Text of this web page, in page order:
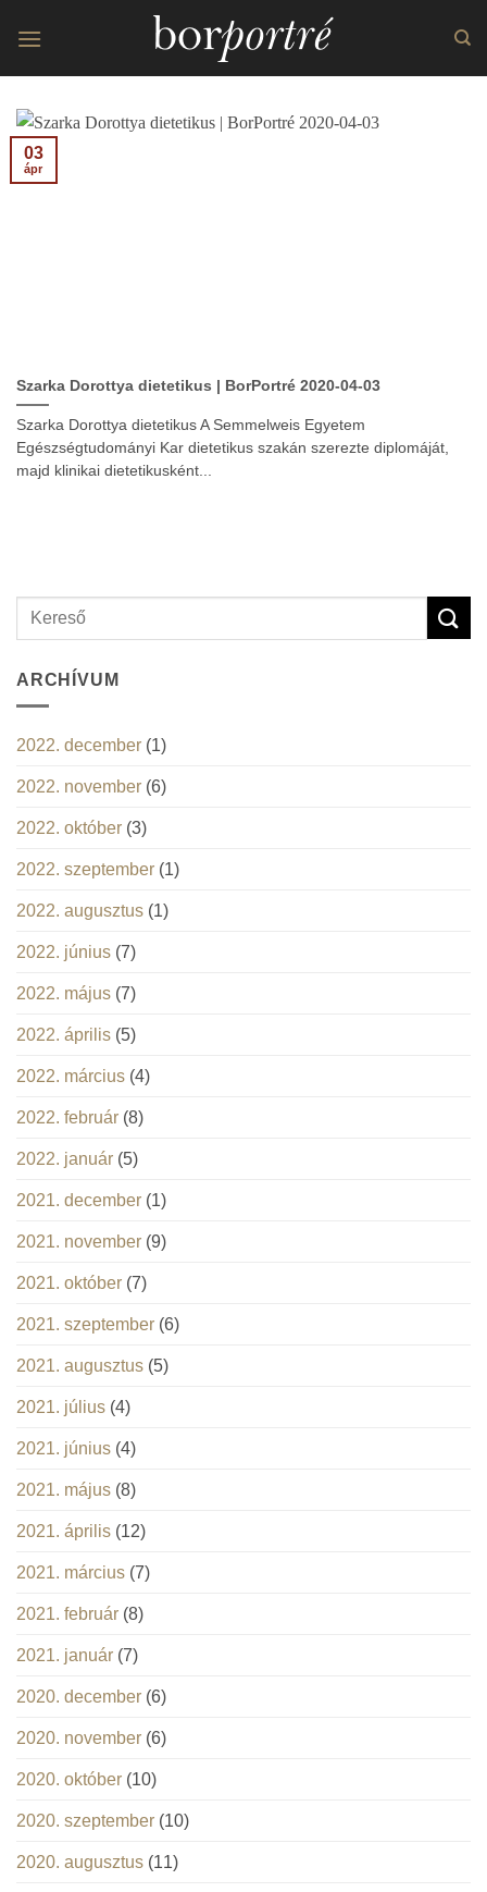
Szarka Dorottya dietetikus | BorPortré 2020-04-03
Szarka Dorottya dietetikus A Semmelweis Egyetem
Egészségtudományi Kar dietetikus szakán szerezte diplomáját,
majd klinikai dietetikusként...
03
ápr
ARCHÍVUM
2022. december (1)
2022. november (6)
2022. október (3)
2022. szeptember (1)
2022. augusztus (1)
2022. június (7)
2022. május (7)
2022. április (5)
2022. március (4)
2022. február (8)
2022. január (5)
2021. december (1)
2021. november (9)
2021. október (7)
2021. szeptember (6)
2021. augusztus (5)
2021. július (4)
2021. június (4)
2021. május (8)
2021. április (12)
2021. március (7)
2021. február (8)
2021. január (7)
2020. december (6)
2020. november (6)
2020. október (10)
2020. szeptember (10)
2020. augusztus (11)